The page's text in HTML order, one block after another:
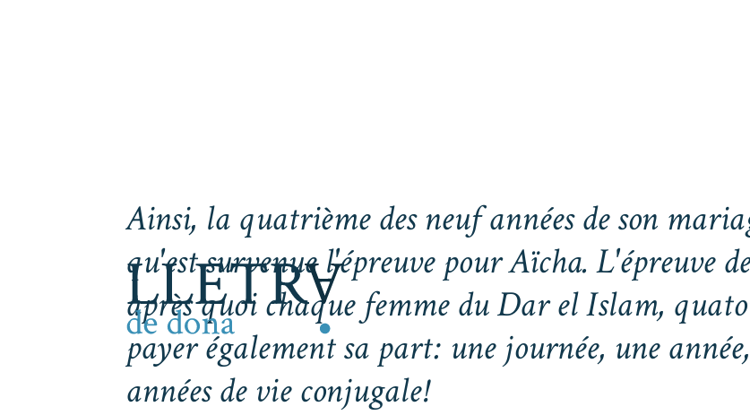
Ainsi, la quatrième des neuf années de son
qu'est survenue l'épreuve pour Aïcha. L'épreuve
après quoi chaque femme du Dar el Islam,
payer également sa part: une journée, une
années de vie conjugale!